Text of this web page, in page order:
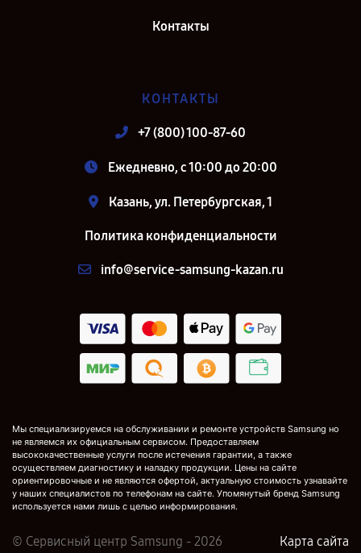
Контакты
КОНТАКТЫ
+7 (800) 100-87-60
Ежедневно, с 10:00 до 20:00
Казань, ул. Петербургская, 1
Политика конфиденциальности
info@service-samsung-kazan.ru
Мы специализируемся на обслуживании и ремонте устройств Samsung но
не являемся их официальным сервисом. Предоставляем
высококачественные услуги после истечения гарантии, а также
осуществляем диагностику и наладку продукции. Цены на сайте
ориентировочные и не являются офертой, актуальную стоимость узнавайте
у наших специалистов по телефонам на сайте. Упомянутый бренд Samsung
используется нами лишь с целью информирования.
© Сервисный центр Samsung - 2026 Карта сайта